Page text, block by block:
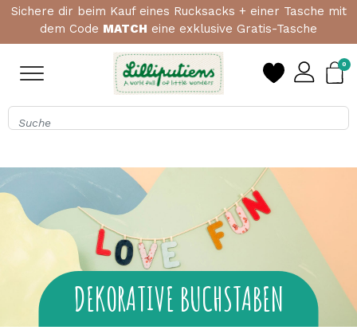
Erste Bestellung? Ab einem Einkaufswert von 15 €, 1
Beißrassel geschenkt mit dem CodeHELLO
0
DEKORATIVE BUCHSTABEN